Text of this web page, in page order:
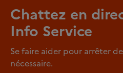
Chattez en
Info Service
Se faire aider pour arrêter
nécessaire.